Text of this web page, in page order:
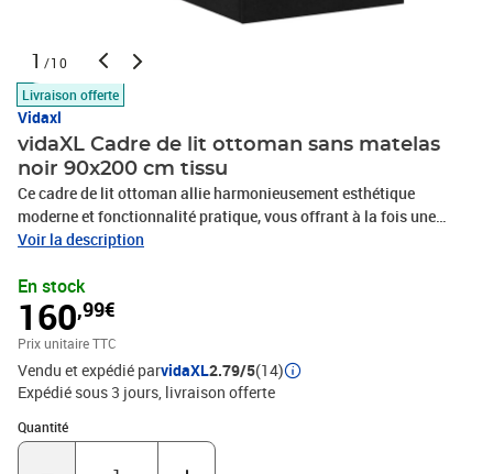
1 /10
Livraison offerte
Vidaxl
vidaXL Cadre de lit ottoman sans matelas
noir 90x200 cm tissu
Ce cadre de lit ottoman allie harmonieusement esthétique
moderne et fonctionnalité pratique, vous offrant à la fois une
solution de rangement et une expérience de sommeil confortable.
combinaison de douceur, de respirabilité et de durabilité, vous
garantissant un confort et une convivialité ultimes.Grand espace
de rangement sous le lit : ce cadre de lit est doté d'un espace de
rangement spacieux sous le lit, ce qui permet d'optimiser l'espace
sans avoir besoin d'une surface au sol supplémentaire. Il offre
suffisamment d'espace pour ranger des articles tels que des
couettes supplémentaires, des oreillers et des vêtements de
saison, ce qui en fait la solution idéale pour les espaces plus
Voir la description
En stock
160,99€
Prix unitaire TTC
Vendu et expédié parvidaXL2.79/5(14)
Expédié sous 3 jours livraison offerte
Quantité
Quantité : 1